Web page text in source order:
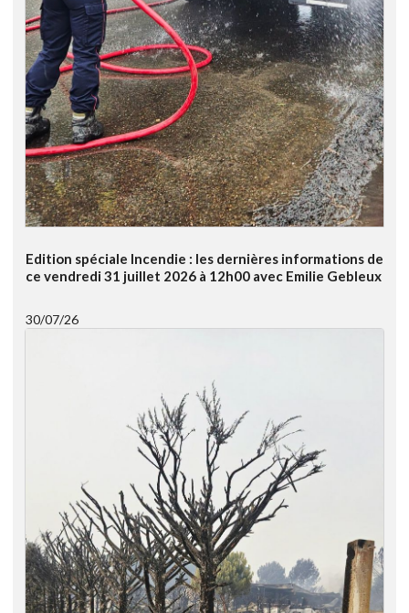
Edition spéciale Incendie : les dernières informations de
ce vendredi 31 juillet 2026 à 12h00 avec Emilie Gebleux
30/07/26